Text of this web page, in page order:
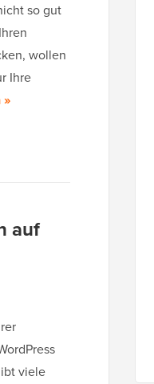
so gut
wollen
Ihre
»
auf
viele